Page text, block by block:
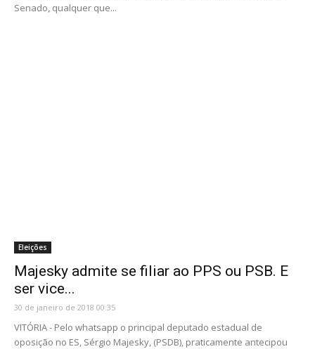
Senado, qualquer que...
Eleições
Majesky admite se filiar ao PPS ou PSB. E
ser vice...
30 de janeiro de 2018 00:35
VITÓRIA - Pelo whatsapp o principal deputado estadual de
oposição no ES, Sérgio Majesky, (PSDB), praticamente antecipou